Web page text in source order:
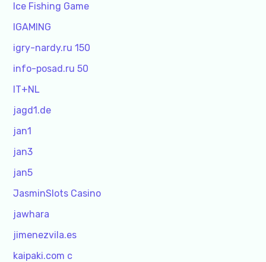
Ice Fishing Game
IGAMING
igry-nardy.ru 150
info-posad.ru 50
IT+NL
jagd1.de
jan1
jan3
jan5
JasminSlots Casino
jawhara
jimenezvila.es
kaipaki.com c